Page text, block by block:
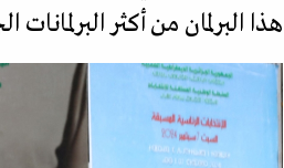
هذا البرلمان من أكثر البرلمانات